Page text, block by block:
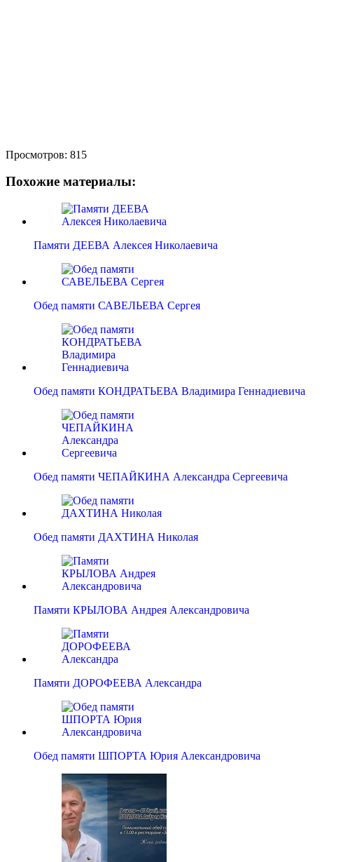
Просмотров: 815
Похожие материалы:
Памяти ДЕЕВА Алексея Николаевича
Обед памяти САВЕЛЬЕВА Сергея
Обед памяти КОНДРАТЬЕВА Владимира Геннадиевича
Обед памяти ЧЕПАЙКИНА Александра Сергеевича
Обед памяти ДАХТИНА Николая
Памяти КРЫЛОВА Андрея Александровича
Памяти ДОРОФЕЕВА Александра
Обед памяти ШПОРТА Юрия Александровича